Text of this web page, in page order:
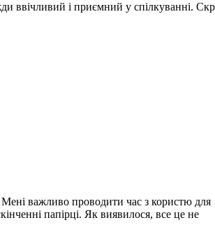
ввічливий і приємний у спілкуванні.
важливо проводити час з користю для
папірці. Як виявилося, все це не